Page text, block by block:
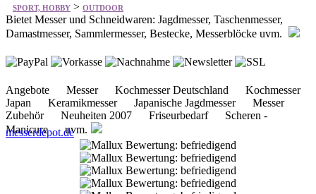
Angebote Messer Kochmesser Deutschland Kochmesser
Japan Keramikmesser Japanische Jagdmesser Messer
Manicure uvm.
messerdepot.de